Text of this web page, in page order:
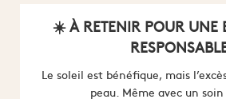
☀️ À RETENIR POUR UNE
Le soleil est bénéfique, mais
peau. Même avec un